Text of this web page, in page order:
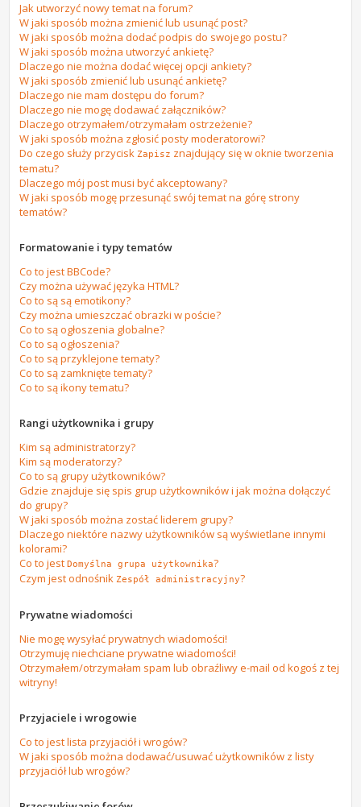
Jak utworzyć nowy temat na forum?
W jaki sposób można zmienić lub usunąć post?
W jaki sposób można dodać podpis do swojego postu?
W jaki sposób można utworzyć ankietę?
Dlaczego nie można dodać więcej opcji ankiety?
W jaki sposób zmienić lub usunąć ankietę?
Dlaczego nie mam dostępu do forum?
Dlaczego nie mogę dodawać załączników?
Dlaczego otrzymałem/otrzymałam ostrzeżenie?
W jaki sposób można zgłosić posty moderatorowi?
Do czego służy przyciskZapisz znajdujący się w oknie tworzenia
tematu?
Dlaczego mój post musi być akceptowany?
W jaki sposób mogę przesunąć swój temat na górę strony
tematów?
Formatowanie i typy tematów
Co to jest BBCode?
Czy można używać języka HTML?
Co to są są emotikony?
Czy można umieszczać obrazki w poście?
Co to są ogłoszenia globalne?
Co to są ogłoszenia?
Co to są przyklejone tematy?
Co to są zamknięte tematy?
Co to są ikony tematu?
Rangi użytkownika i grupy
Kim są administratorzy?
Kim są moderatorzy?
Co to są grupy użytkowników?
Gdzie znajduje się spis grup użytkowników i jak można dołączyć
do grupy?
W jaki sposób można zostać liderem grupy?
Dlaczego niektóre nazwy użytkowników są wyświetlane innymi
kolorami?
Co to jestDomyślna grupa użytkownika?
Czym jest odnośnikZespół administracyjny?
Prywatne wiadomości
Nie mogę wysyłać prywatnych wiadomości!
Otrzymuję niechciane prywatne wiadomości!
Otrzymałem/otrzymałam spam lub obraźliwy e-mail od kogoś z tej
witryny!
Przyjaciele i wrogowie
Co to jest lista przyjaciół i wrogów?
W jaki sposób można dodawać/usuwać użytkowników z listy
przyjaciół lub wrogów?